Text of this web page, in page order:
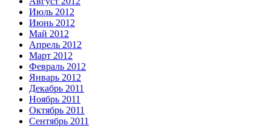
Июль 2012
Июнь 2012
Май 2012
Апрель 2012
Март 2012
Февраль 2012
Январь 2012
Декабрь 2011
Ноябрь 2011
Октябрь 2011
Сентябрь 2011